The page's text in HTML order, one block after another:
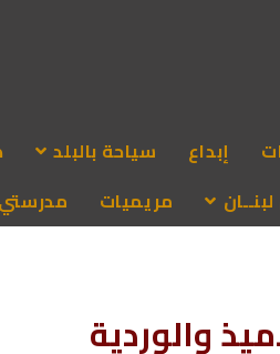
إبداع سياحة بالبلد
مريميات
والوردية